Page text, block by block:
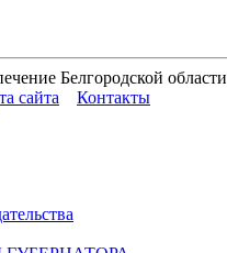
Белгородской области
сайта
Контакты